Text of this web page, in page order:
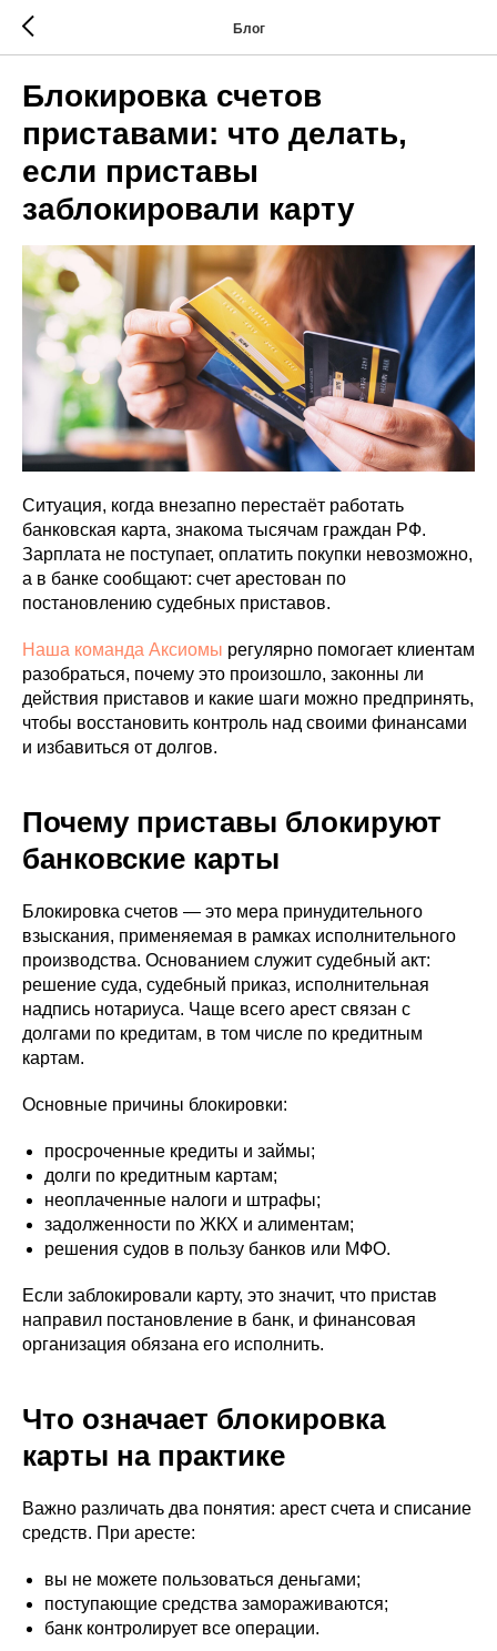
Блог
Блокировка счетов
приставами: что делать,
если приставы
заблокировали карту
Ситуация, когда внезапно перестаёт работать
банковская карта, знакома тысячам граждан РФ.
Зарплата не поступает, оплатить покупки невозможно,
а в банке сообщают: счет арестован по
постановлению судебных приставов.
Наша команда Аксиомы регулярно помогает клиентам
разобраться, почему это произошло, законны ли
действия приставов и какие шаги можно предпринять,
чтобы восстановить контроль над своими финансами
и избавиться от долгов.
Почему приставы блокируют
банковские карты
Блокировка счетов — это мера принудительного
взыскания, применяемая в рамках исполнительного
производства. Основанием служит судебный акт:
решение суда, судебный приказ, исполнительная
надпись нотариуса. Чаще всего арест связан с
долгами по кредитам, в том числе по кредитным
картам.
Основные причины блокировки:
просроченные кредиты и займы;
долги по кредитным картам;
неоплаченные налоги и штрафы;
задолженности по ЖКХ и алиментам;
решения судов в пользу банков или МФО.
Если заблокировали карту, это значит, что пристав
направил постановление в банк, и финансовая
организация обязана его исполнить.
Что означает блокировка
карты на практике
Важно различать два понятия: арест счета и списание
средств. При аресте:
вы не можете пользоваться деньгами;
поступающие средства замораживаются;
банк контролирует все операции.